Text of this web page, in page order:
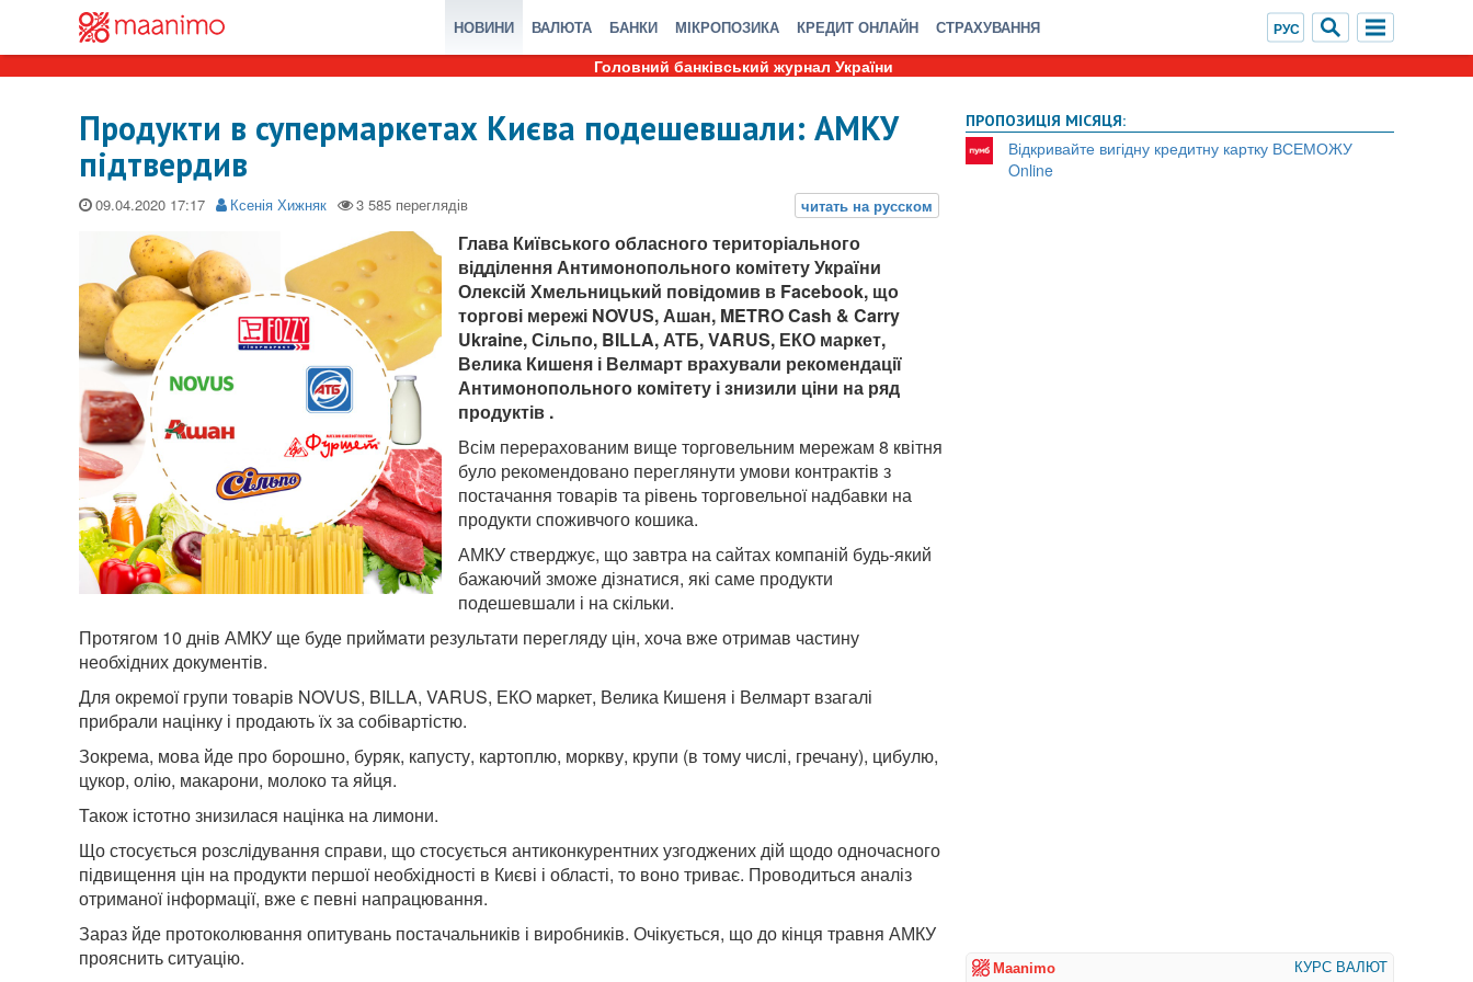
НОВИНИ ВАЛЮТА БАНКИ МІКРОПОЗИКА КРЕДИТ ОНЛАЙН СТРАХУВАННЯ
Головний банківський журнал України
Продукти в супермаркетах Києва подешевшали: АМКУ
підтвердив
09.04.2020 Ксенія Хижняк
Глава Київського обласного територіального
відділення Антимонопольного комітету України
Олексій Хмельницький повідомив в Facebook, що
торгові мережі NOVUS, Ашан, METRO Cash & Carry
Ukraine, Сільпо, BILLA, АТБ, VARUS, ЕКО маркет,
Велика Кишеня і Велмарт врахували рекомендації
Антимонопольного комітету і знизили ціни на ряд
продуктів .
Всім перерахованим вище торговельним мережам 8 квітня
було рекомендовано переглянути умови контрактів з
постачання товарів та рівень торговельної надбавки на
продукти споживчого кошика.
АМКУ стверджує, що завтра на сайтах компаній будь-який
бажаючий зможе дізнатися, які саме продукти
подешевшали і на скільки.
Протягом 10 днів АМКУ ще буде приймати результати перегляду цін, хоча вже отримав частину
необхідних документів.
Для окремої групи товарів NOVUS, BILLA, VARUS, ЕКО маркет, Велика Кишеня і Велмарт взагалі
прибрали націнку і продають їх за собівартістю.
Зокрема, мова йде про борошно, буряк, капусту, картоплю, моркву, крупи (в тому числі, гречану), цибулю,
цукор, олію, макарони, молоко та яйця.
Також істотно знизилася націнка на лимони.
Що стосується розслідування справи, що стосується антиконкурентних узгоджених дій щодо одночасного
підвищення цін на продукти першої необхідності в Києві і області, то воно триває. Проводиться аналіз
отриманої інформації, вже є певні напрацювання.
Зараз йде протоколювання опитувань постачальників і виробників. Очікується, що до кінця травня АМКУ
прояснить ситуацію.
ПРОПОЗИЦІЯ МІСЯЦЯ:
Відкривайте вигідну кредитну картку ВСЕМОЖУ
Online